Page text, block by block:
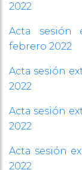
2022
Acta sesión
febrero 2022
Acta sesión
2022
Acta sesión
2022
Acta sesión
2022